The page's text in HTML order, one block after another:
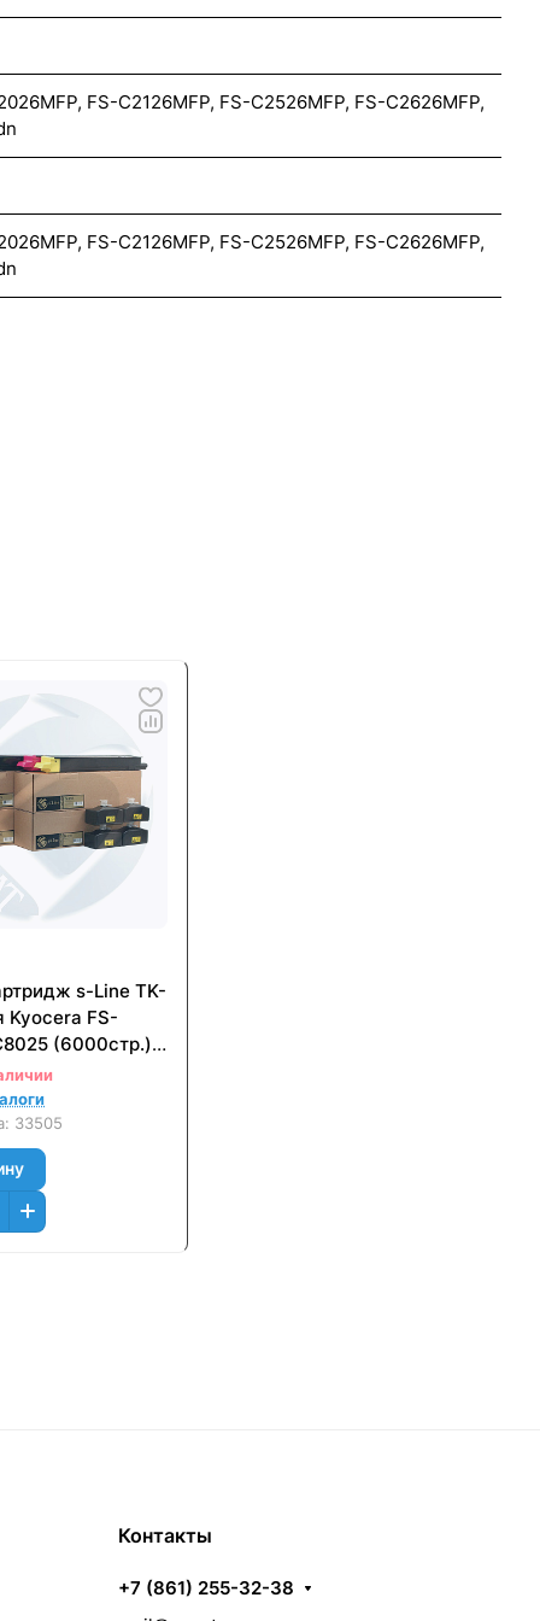
FS-C2126MFP, FS-C2526MFP, FS-C2626MFP,
FS-C2126MFP, FS-C2526MFP, FS-C2626MFP,
s-Line TK-
Kyocera FS-
(6000стр.)
- с чипом
33505
Контакты
+7 (861) 255-32-38